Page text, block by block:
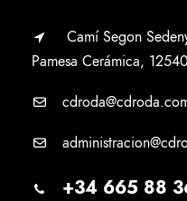
Camí Segon
Pamesa Cerámica,
+34 665 88